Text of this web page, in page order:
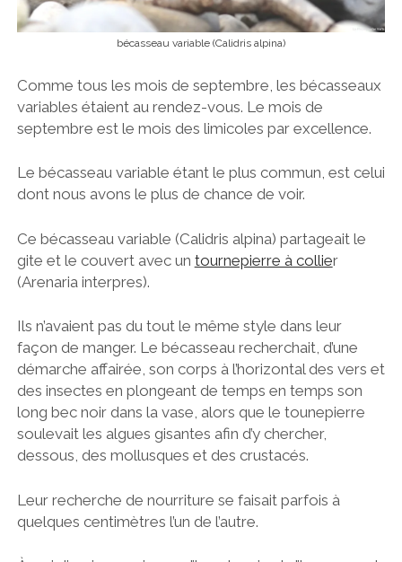
bécasseau variable (Calidris alpina)
Comme tous les mois de septembre, les bécasseaux
variables étaient au rendez-vous. Le mois de
septembre est le mois des limicoles par excellence.
Le bécasseau variable étant le plus commun, est celui
dont nous avons le plus de chance de voir.
Ce bécasseau variable (Calidris alpina) partageait le
gite et le couvert avec un tournepierre à collier
(Arenaria interpres).
Ils n’avaient pas du tout le même style dans leur
façon de manger. Le bécasseau recherchait, d’une
démarche affairée, son corps à l’horizontal des vers et
des insectes en plongeant de temps en temps son
long bec noir dans la vase, alors que le tounepierre
soulevait les algues gisantes afin d’y chercher,
dessous, des mollusques et des crustacés.
Leur recherche de nourriture se faisait parfois à
quelques centimètres l’un de l’autre.